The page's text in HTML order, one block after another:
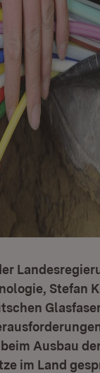
Stefan
Ausbau
im Land